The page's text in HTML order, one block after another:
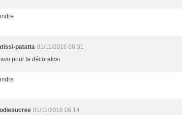
patatta 01/11/2016 06:31
pour la décoration
01/11/2016 06:14